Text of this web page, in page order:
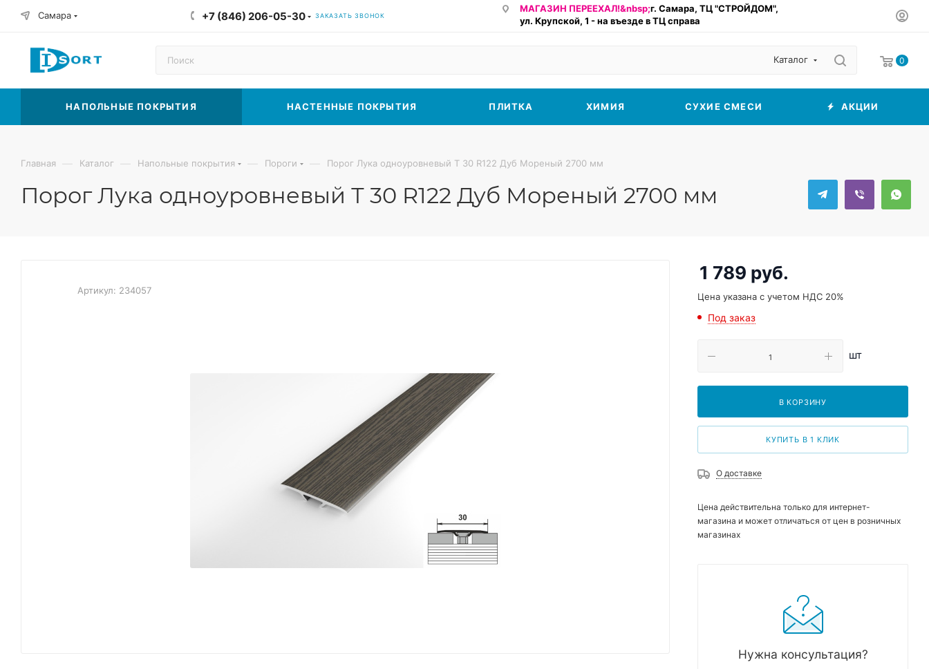
Самара +7 (846) 206-05-30 ЗАКАЗАТЬ ЗВОНОК
МАГАЗИН ПЕРЕЕХАЛ!&nbsp;г. Самара, ТЦ "СТРОЙДОМ",
ул. Крупской, 1 - на въезде в ТЦ справа
Каталог 0
НАПОЛЬНЫЕ ПОКРЫТИЯ НАСТЕННЫЕ ПОКРЫТИЯ ПЛИТКА ХИМИЯ СУХИЕ СМЕСИ АКЦИИ
Главная — Каталог — Напольные покрытия — Пороги — Порог Лука одноуровневый Т 30 R122 Дуб Мореный 2700 мм
Порог Лука одноуровневый Т 30 R122 Дуб Мореный 2700 мм
Артикул: 234057
1 789 руб.
Цена указана с учетом НДС 20%
Под заказ
шт
В КОРЗИНУ
КУПИТЬ В 1 КЛИК
О доставке
Цена действительна только для интернет-
магазина и может отличаться от цен в розничных
магазинах
Нужна консультация?